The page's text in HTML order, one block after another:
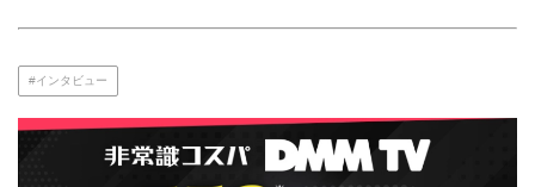
#インタビュー